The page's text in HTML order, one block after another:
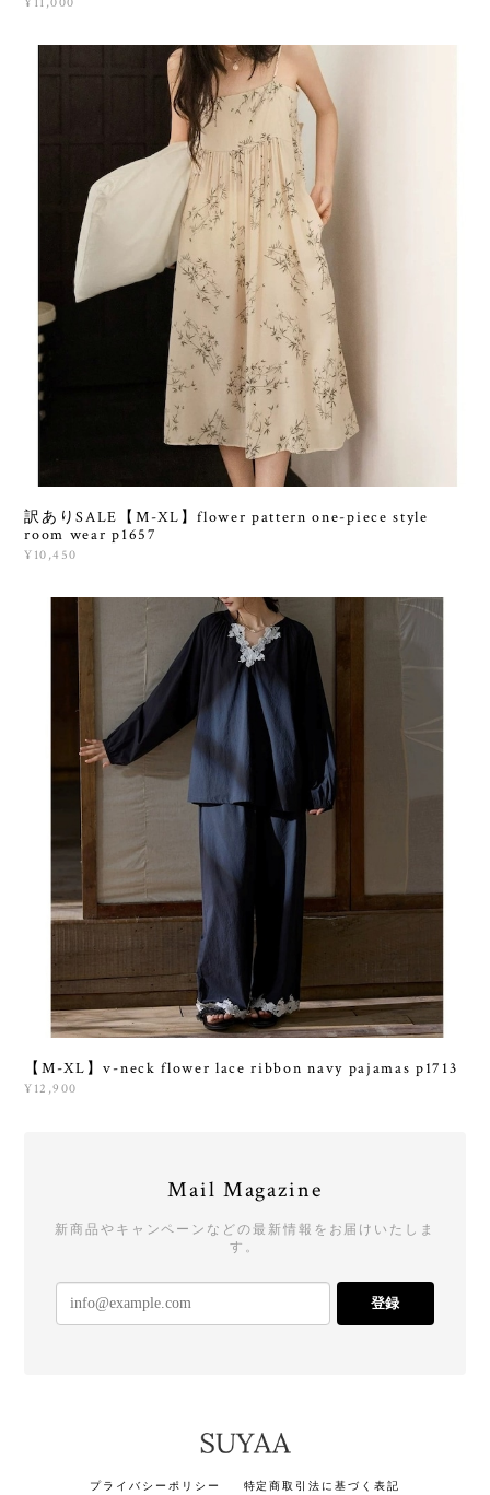
訳ありSALE【M-XL】flower pattern one-piece style
room wear p1657
¥10,450
【M-XL】v-neck flower lace ribbon navy pajamas p1713
¥12,900
Mail Magazine
新商品やキャンペーンなどの最新情報をお届けいたしま
す。
登録
プライバシーポリシー 特定商取引法に基づく表記